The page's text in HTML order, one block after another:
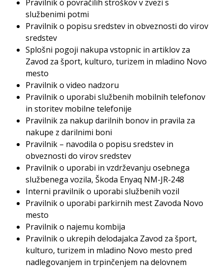
Pravilnik o povračilih stroškov v zvezi s
službenimi potmi
Pravilnik o popisu sredstev in obveznosti do virov
sredstev
Splošni pogoji nakupa vstopnic in artiklov za
Zavod za šport, kulturo, turizem in mladino Novo
mesto
Pravilnik o video nadzoru
Pravilnik o uporabi službenih mobilnih telefonov
in storitev mobilne telefonije
Pravilnik za nakup darilnih bonov in pravila za
nakupe z darilnimi boni
Pravilnik – navodila o popisu sredstev in
obveznosti do virov sredstev
Pravilnik o uporabi in vzdrževanju osebnega
službenega vozila, Škoda Enyaq NM-JR-248
Interni pravilnik o uporabi službenih vozil
Pravilnik o uporabi parkirnih mest Zavoda Novo
mesto
Pravilnik o najemu kombija
Pravilnik o ukrepih delodajalca Zavod za šport,
kulturo, turizem in mladino Novo mesto pred
nadlegovanjem in trpinčenjem na delovnem